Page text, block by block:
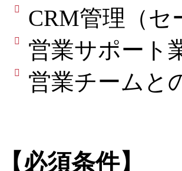
CRM管理（
営業サポート
営業チームと
必須条件】